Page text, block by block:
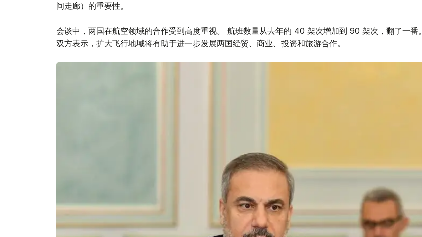
间走廊）的重要性。
会谈中，两国在航空领域的合作受到高度重视。 航班数量从去年的 40 架次增加到 90 架次，翻了一番。
双方表示，扩大飞行地域将有助于进一步发展两国经贸、商业、投资和旅游合作。